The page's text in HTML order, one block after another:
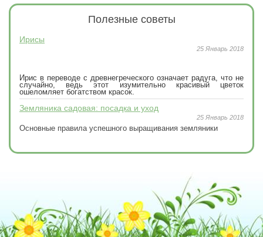
Полезныесоветы
Ирисы
25 Январь 2018
Ирис в переводе с древнегреческого означает радуга, что не
случайно, ведь этот изумительно красивый цветок
ошеломляет богатством красок.
Земляника садовая: посадка и уход
25 Январь 2018
Основные правила успешного выращивания земляники